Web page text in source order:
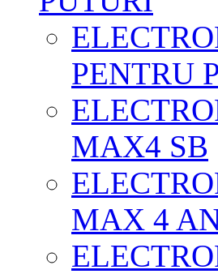
PENTRU
MAX4 SB
MAX 4